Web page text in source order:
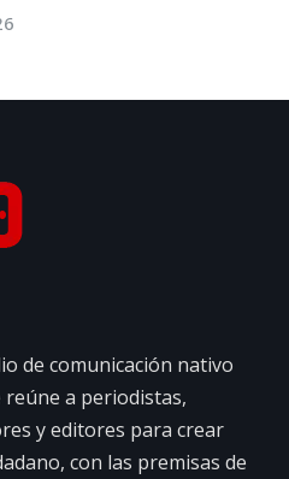
de comunicación nativo
a periodistas,
y editores para crear
con las premisas de